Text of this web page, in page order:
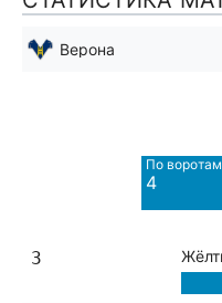
Верона
По воротам
4
3